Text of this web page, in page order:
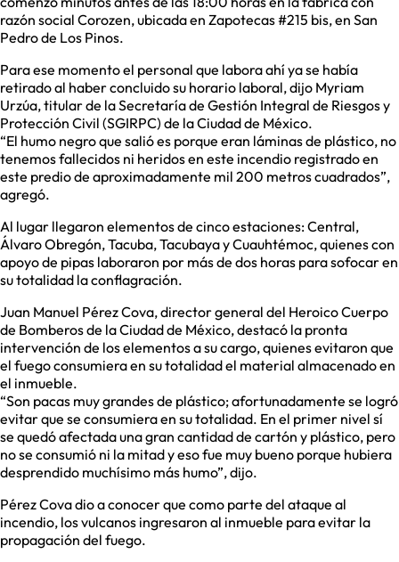
razón social Corozen, ubicada en Zapotecas #215 bis, en San
Pedro de Los Pinos.
Para ese momento el personal que labora ahí ya se había
retirado al haber concluido su horario laboral, dijo Myriam
Urzúa, titular de la Secretaría de Gestión Integral de Riesgos y
Protección Civil (SGIRPC) de la Ciudad de México.
“El humo negro que salió es porque eran láminas de plástico, no
tenemos fallecidos ni heridos en este incendio registrado en
este predio de aproximadamente mil 200 metros cuadrados”,
agregó.
Al lugar llegaron elementos de cinco estaciones: Central,
Álvaro Obregón, Tacuba, Tacubaya y Cuauhtémoc, quienes con
apoyo de pipas laboraron por más de dos horas para sofocar en
su totalidad la conflagración.
Juan Manuel Pérez Cova, director general del Heroico Cuerpo
de Bomberos de la Ciudad de México, destacó la pronta
intervención de los elementos a su cargo, quienes evitaron que
el fuego consumiera en su totalidad el material almacenado en
el inmueble.
“Son pacas muy grandes de plástico; afortunadamente se logró
evitar que se consumiera en su totalidad. En el primer nivel sí
se quedó afectada una gran cantidad de cartón y plástico, pero
no se consumió ni la mitad y eso fue muy bueno porque hubiera
desprendido muchísimo más humo”, dijo.
Pérez Cova dio a conocer que como parte del ataque al
incendio, los vulcanos ingresaron al inmueble para evitar la
propagación del fuego.